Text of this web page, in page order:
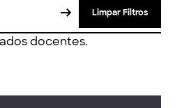
Limpar Filtros
docentes.